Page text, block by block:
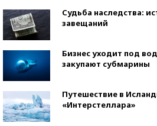
Судьба наследства:
завещаний
Бизнес уходит под
закупают субмарины
Путешествие в
«Интерстеллара»